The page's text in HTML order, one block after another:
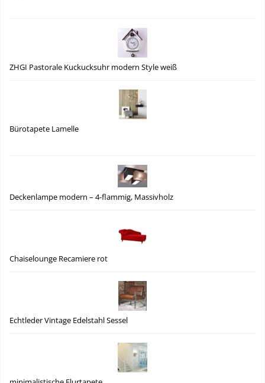
ZHGI Pastorale Kuckucksuhr modern Style weiß
Bürotapete Lamelle
Deckenlampe modern – 4-flammig, Massivholz
Chaiselounge Recamiere rot
Echtleder Vintage Edelstahl Sessel